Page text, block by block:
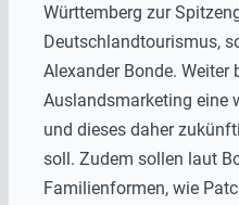
Württemberg zur
Deutschlandtourismus,
Alexander Bonde. Weiter
Auslandsmarketing eine
und dieses daher
soll. Zudem sollen laut
Familienformen, wie